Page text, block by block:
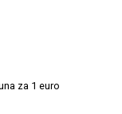
za 1 euro